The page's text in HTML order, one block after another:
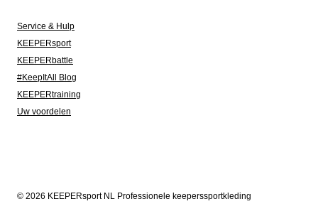
Service & Hulp
KEEPERsport
KEEPERbattle
#KeepItAll Blog
KEEPERtraining
Uw voordelen
© 2026 KEEPERsport NL Professionele keeperssportkleding